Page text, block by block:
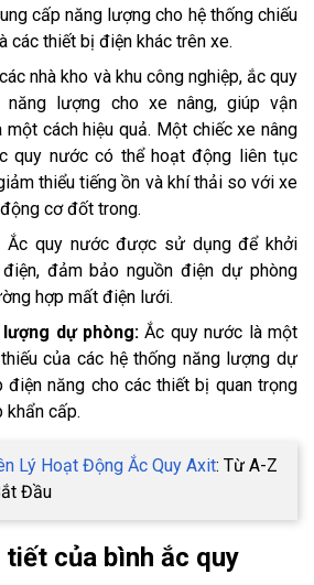
cấp năng lượng cho hệ thống chiếu
các thiết bị điện khác trên xe.
nhà kho và khu công nghiệp, ắc quy
năng lượng cho xe nâng, giúp vận
một cách hiệu quả. Một chiếc xe nâng
quy nước có thể hoạt động liên tục
thiểu tiếng ồn và khí thải so với xe
cơ đốt trong.
Ắc quy nước được sử dụng để khởi
đảm bảo nguồn điện dự phòng
hợp mất điện lưới.
dự phòng: Ắc quy nước là một
của các hệ thống năng lượng dự
điện năng cho các thiết bị quan trọng
khẩn cấp.
Lý Hoạt Động Ắc Quy Axit: Từ A-Z
Đầu
tiết của bình ắc quy